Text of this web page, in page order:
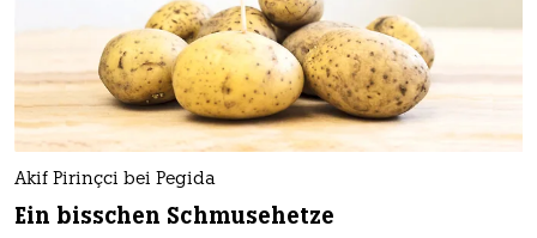
Akif Pirinçci bei Pegida
Ein bisschen Schmusehetze